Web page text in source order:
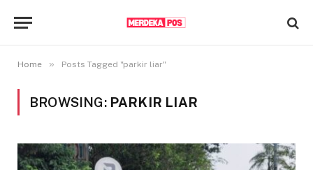
Home » Posts Tagged "parkir liar"
BROWSING: PARKIR LIAR